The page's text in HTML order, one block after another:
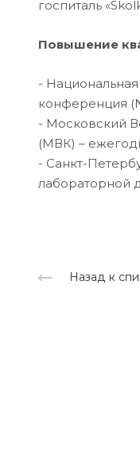
госпиталь
Повышение
-
конференция
- Московский
(МВК) –
- Санкт-
лабораторной
Назад к